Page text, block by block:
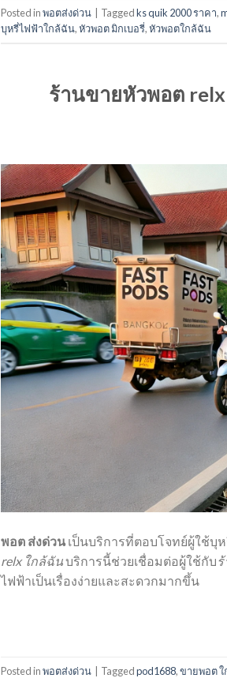
Posted inพอตส่งด่วน Taggedks quik 2000 ราคา,
บุหรี่ไฟฟ้าใกล้ฉัน,หัวพอต มิกเบอรี่,หัวพอตใกล้ฉัน
ร้านขายหัวพอต
พอต ส่งด่วน เป็นบริการที่ตอบโจทย์ผู้ใช้บุ
relx ใกล้ฉันบริการนี้ช่วยเชื่อมต่อผู้ใช้กับ
ไฟฟ้าเป็นเรื่องง่ายและสะดวกมากขึ้น
Posted inพอตส่งด่วน | Taggedpod1688,ขายพอต